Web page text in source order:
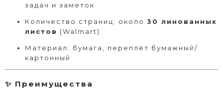
задач и заметок
Количество страниц: около 30 линованных
листов (Walmart)
Материал: бумага, переплёт бумажный/
картонный
✨ Преимущества